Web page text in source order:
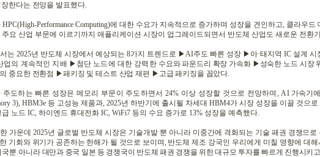
장한다는 전망을 발표했다.
HPC(High-Performance Computing)에 대한 수요가 지속적으로 증가하며 성장을 견인하고, 클라우드
주요 산업 부문에 이르기까지 애플리케이션 시장이 업그레이드되면서 반도체 산업도 새로운 전환
는 2025년 반도체 시장에서 예상되는 8가지 트렌드로 ▶AI주도 빠른 성장 ▶ 아·태지역 IC 설계 시
업의 계속적인 지배 ▶ 첨단 노드에 대한 강력한 수요와 파운드리 확장 가속화 ▶성숙한 노드 시장
중요한 전환점 ▶패키징 및 테스트 산업 재편 ▶ 고급 패키징을 꼽았다.
주도하는 빠른 성장은 메모리 부문이 주도하면서 24% 이상 성장할 것으로 전망하며 , AI 가속기
3), HBM3e 등 고성능 제품과, 2025년 하반기에 출시될 차세대 HBM4가 시장 성장을 이끌 것으로
급 노드 IC, 하이엔드 휴대전화 IC, WiFi7 등의 수요 증가로 13% 성장을 예측했다.
가운데 2025년 글로벌 반도체 시장은 기술개발 뿐 아니라 미중간에 격화되는 기술 패권 경쟁으로
기회와 위기가 공존하는 한해가 될 것으로 보이며, 반도체 제조 강국인 우리에게 미칠 영향에 대
국뿐 아니라 대만과 중국 일본 등 경쟁국이 반도체 패권 경쟁을 위한 대규모 투자를 빠르게 진행시키